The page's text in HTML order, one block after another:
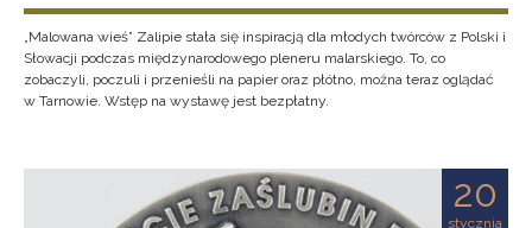
„Malowana wieś” Zalipie stała się inspiracją dla młodych twórców z Polski i
Słowacji podczas międzynarodowego pleneru malarskiego. To, co
zobaczyli, poczuli i przenieśli na papier oraz płótno, można teraz oglądać
w Tarnowie. Wstęp na wystawę jest bezpłatny.
20
stycznia